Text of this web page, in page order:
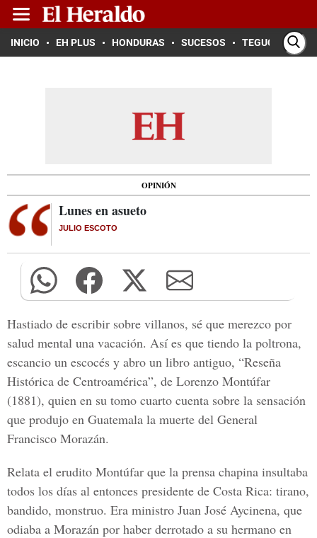
INICIO EH PLUS HONDURAS SUCESOS TEGUCIGALPA
OPINIÓN
Lunes en asueto
JULIO ESCOTO
Hastiado de escribir sobre villanos, sé que merezco por
salud mental una vacación. Así es que tiendo la poltrona,
escancio un escocés y abro un libro antiguo, “Reseña
Histórica de Centroamérica”, de Lorenzo Montúfar
(1881), quien en su tomo cuarto cuenta sobre la sensación
que produjo en Guatemala la muerte del General
Francisco Morazán.
Relata el erudito Montúfar que la prensa chapina insultaba
todos los días al entonces presidente de Costa Rica: tirano,
bandido, monstruo. Era ministro Juan José Aycinena, que
odiaba a Morazán por haber derrotado a su hermano en